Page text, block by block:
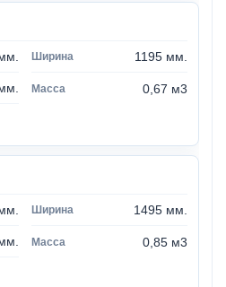
1195 мм.
0,67 м3
1495 мм.
0,85 м3